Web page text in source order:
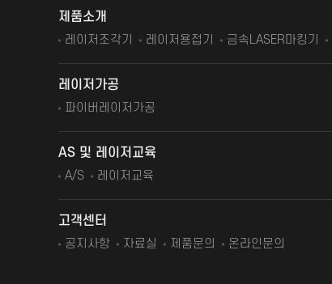
제품소개
레이저조각기 레이저용접기 금속LASER마킹기
레이저가공
파이버레이저가공
AS 및 레이저교육
A/S 레이저교육
고객센터
공지사항 자료실 제품문의 온라인문의